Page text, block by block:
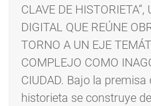
CLAVE DE
DIGITAL QUE REÚNE
TORNO A UN EJE
COMPLEJO COMO
CIUDAD. Bajo la premisa
historieta se construye